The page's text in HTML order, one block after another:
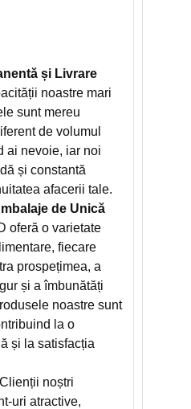
și Livrare
noastre mari
sunt mereu
de volumul
ai nevoie, iar noi
și constantă
afacerii tale.
de Unică
oferă o varietate
fiecare
prospețimea, a
și a îmbunătăți
noastre sunt
la o
și la satisfacția
Clienții noștri
uri atractive,